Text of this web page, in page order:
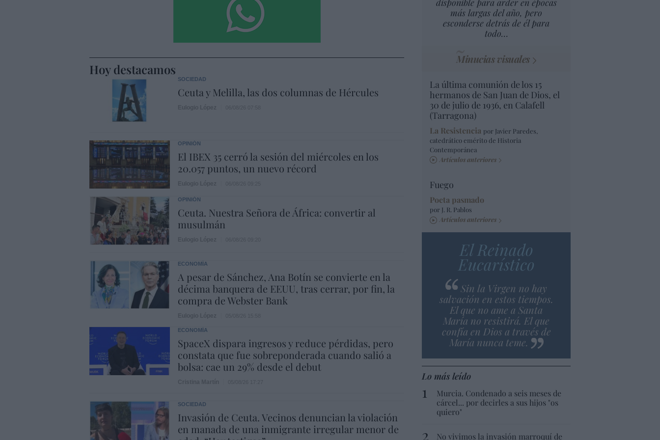
Hoy destacamos
SOCIEDAD
Ceuta y Melilla, las dos columnas de Hércules
OPINIÓN
El IBEX 35 cerró la sesión del miércoles en los
20.057 puntos, un nuevo récord
OPINIÓN
Ceuta. Nuestra Señora de África: convertir al
musulmán
ECONOMÍA
A pesar de Sánchez, Ana Botín se convierte en la
décima banquera de EEUU, tras cerrar, por fin, la
compra de Webster Bank
ECONOMÍA
SpaceX dispara ingresos y reduce pérdidas, pero
constata que fue sobreponderada cuando salió a
bolsa: cae un 29% desde el debut
SOCIEDAD
Invasión de Ceuta. Vecinos denuncian la violación
en manada de una inmigrante irregular menor de
disponible para arder en épocas
más largas del año, pero
esconderse detrás de él para
todo…
Minucias visuales
La última comunión de los 15
hermanos de San Juan de Dios, el
30 de julio de 1936, en Calafell
(Tarragona)
La Resistencia por Javier Paredes,
catedrático emérito de Historia
Contemporánea
Artículos anteriores
Fuego
Poeta pasmado
por J. R. Pablos
Artículos anteriores
El Reinado
Eucarístico
Sin la Virgen no hay
salvación en estos tiempos.
El que no ame a Santa
María no resistirá. El que
confía en Dios a través de
María nunca teme.
Lo más leído
Murcia. Condenado a seis meses de
cárcel... por decirles a sus hijos "os
quiero"
No vivimos la invasión marroquí de